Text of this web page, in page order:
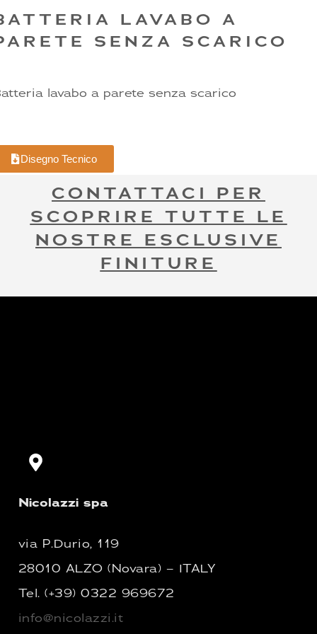
LAVABO A
SENZA SCARICO
lavabo a parete senza scarico
Disegno Tecnico
CONTATTACI PER
SCOPRIRE TUTTE LE
NOSTRE ESCLUSIVE
FINITURE
Nicolazzi spa
via P.Durio, 119
28010 ALZO (Novara) – ITALY
Tel.(+39) 0322 969672
info@nicolazzi.it